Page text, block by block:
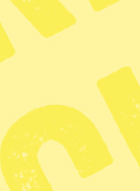
Mediehuset Grön Press
Mediehuset Grön Press
världen och se
samhälle bortom
icke vinstdrivande
tillbaka till